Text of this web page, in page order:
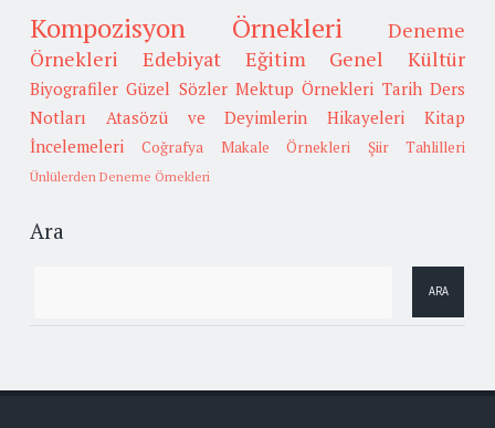
Kompozisyon Örnekleri
Deneme
Örnekleri
Edebiyat Eğitim Genel Kültür
Biyografiler Güzel Sözler Mektup Örnekleri Tarih Ders
Notları
Atasözü ve Deyimlerin Hikayeleri
Kitap
İncelemeleri
Coğrafya Makale Örnekleri Şiir Tahlilleri
Ünlülerden Deneme Örnekleri
Ara